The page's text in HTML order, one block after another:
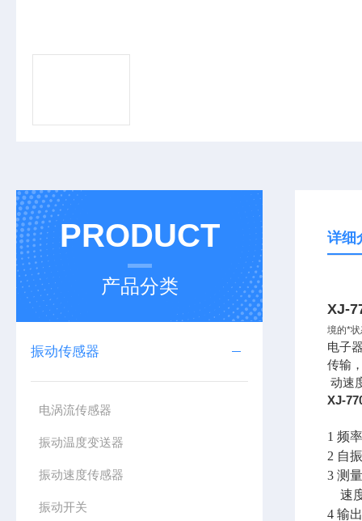
PRODUCT
产品分类
振动传感器
电涡流传感器
振动温度变送器
振动速度传感器
振动开关
详细
XJ-
境的*
电子
传输
动速
XJ-
1 频
2 自
3 测
速
4 输